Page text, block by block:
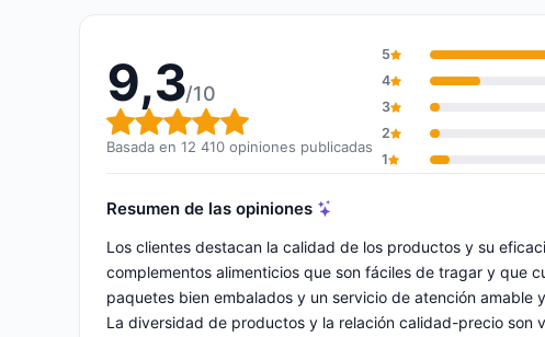
9,3/10
Calificación global: 9,3 de 10
Basada en 12 410 opiniones publicadas
5
4
3
2
1
Resumen de las opiniones
Los clientes destacan la calidad de los productos y su
complementos alimenticios que son fáciles de tragar y que
paquetes bien embalados y un servicio de atención
La diversidad de productos y la relación calidad-precio son